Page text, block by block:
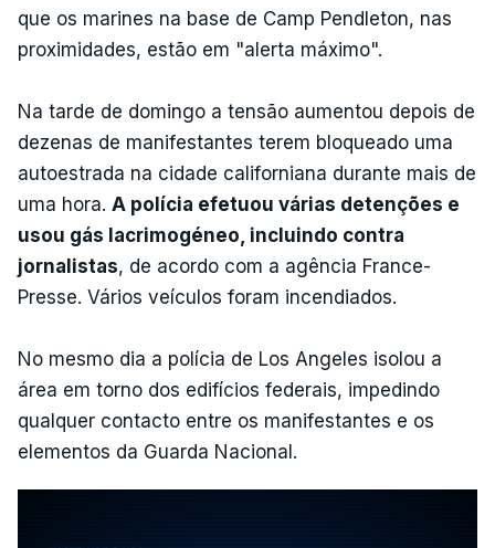
que os marines na base de Camp Pendleton, nas
proximidades, estão em "alerta máximo".
Na tarde de domingo a tensão aumentou depois de
dezenas de manifestantes terem bloqueado uma
autoestrada na cidade californiana durante mais de
uma hora. A polícia efetuou várias detenções e
usou gás lacrimogéneo, incluindo contra
jornalistas, de acordo com a agência France-
Presse. Vários veículos foram incendiados.
No mesmo dia a polícia de Los Angeles isolou a
área em torno dos edifícios federais, impedindo
qualquer contacto entre os manifestantes e os
elementos da Guarda Nacional.